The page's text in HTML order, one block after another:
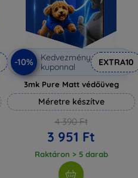
-10%
Kedvezmény
kuponnal
EXTRA10
3mk Pure Matt védőüveg
Méretre készítve
4 390 Ft
3 951 Ft
Raktáron > 5 darab